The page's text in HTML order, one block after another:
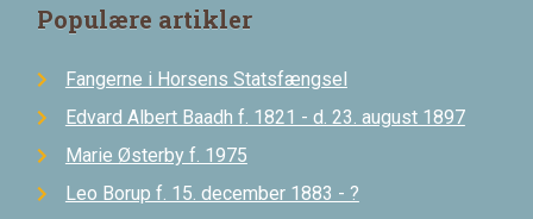
Populære artikler
Fangerne i Horsens Statsfængsel
Edvard Albert Baadh f. 1821 - d. 23. august 1897
Marie Østerby f. 1975
Leo Borup f. 15. december 1883 - ?